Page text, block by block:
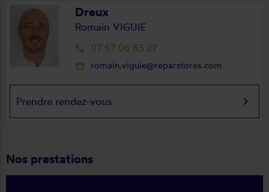
Dreux
Romain VIGUIE
local_phone 07 67 06 65 27
mail_outline romain.viguie@reparstores.com
Prendre rendez-vous keyboard_arrow_right
Nos prestations